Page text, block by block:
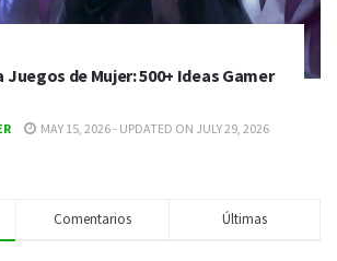
Juegos de Mujer: 500+ Ideas Gamer
MAY 15, 2026 - UPDATED ON JULY 29, 2026
Comentarios Últimas